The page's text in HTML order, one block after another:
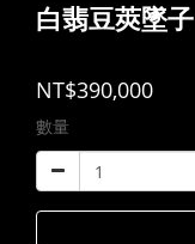
白翡豆莢墜子
NT$390,000
數量